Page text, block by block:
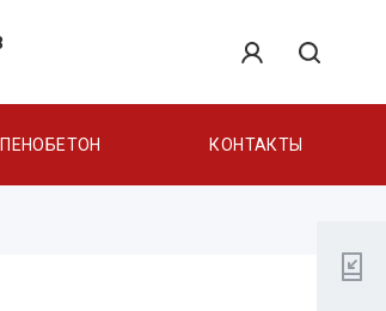
ПЕНОБЕТОН КОНТАКТЫ